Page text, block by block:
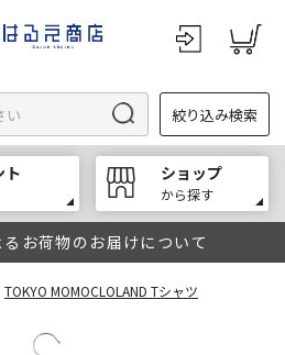
絞り込み検索
ト ショップ
から探す
お荷物のお届けについて
TOKYO MOMOCLOLAND Tシャツ